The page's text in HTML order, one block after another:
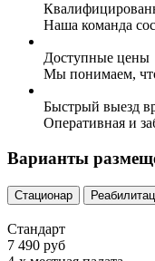
Наша команда
Доступные цены
Мы понимаем,
Быстрый выезд
Оперативная и
Варианты
Стационар
Стандарт
7 490 руб